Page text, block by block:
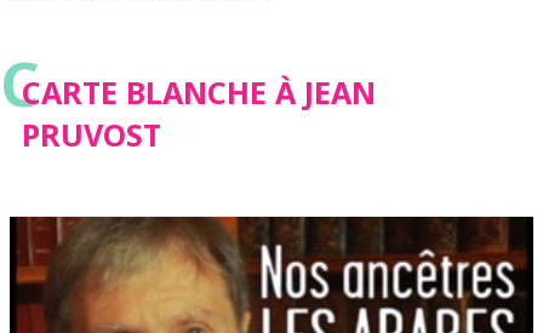
CCARTE BLANCHE À JEAN
PRUVOST